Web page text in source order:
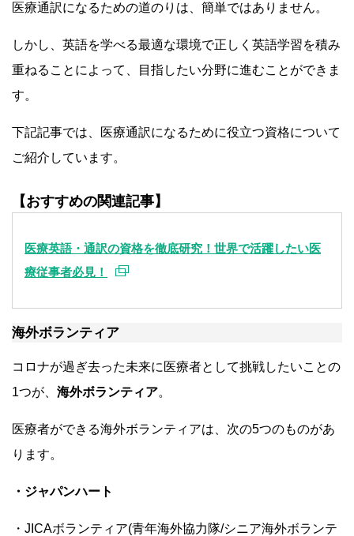
医療通訳になるための道のりは、簡単ではありません。
しかし、英語を学べる最適な環境で正しく英語学習を積み
重ねることによって、目指したい分野に進むことができま
す。
下記記事では、医療通訳になるために役立つ資格について
ご紹介しています。
【おすすめの関連記事】
医療英語・通訳の資格を徹底研究！世界で活躍したい医
療従事者必見！
海外ボランティア
コロナが過ぎ去った未来に医療者として挑戦したいことの
1つが、 海外ボランティア。
医療者ができる海外ボランティアは、次の5つのものがあ
ります。
・ジャパンハート
・JICAボランティア(青年海外協力隊/シニア海外ボランテ